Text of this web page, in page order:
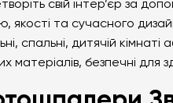
свій інтер’єр за
якості та сучасного
спальні, дитячій
матеріалів, безпечні для